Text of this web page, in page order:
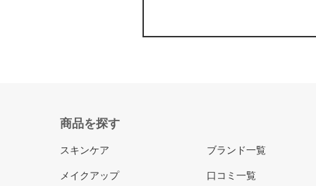
商品を探す
スキンケア
メイクアップ
ブランド一覧
口コミ一覧